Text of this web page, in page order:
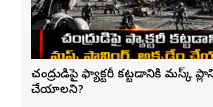
చంద్రుడిపై ఫ్యాక్టరీ కట్టడానికి మస్క్
చేయాలని?